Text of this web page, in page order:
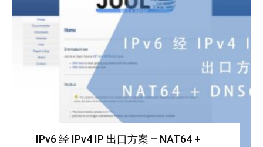
IPv6 经 IPv4 IP 出口方案 – NAT64 +